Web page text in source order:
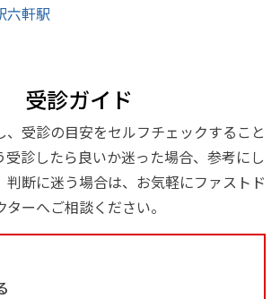
六軒駅
受診ガイド
、受診の目安をセルフチェックすること
受診したら良いか迷った場合、参考にし
判断に迷う場合は、お気軽にファストド
ターへご相談ください。